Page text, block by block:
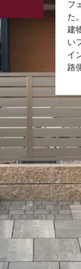
フ
た
建
い
イ
路